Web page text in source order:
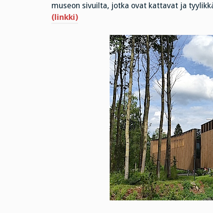
museon sivuilta, jotka ovat kattavat ja
(linkki)